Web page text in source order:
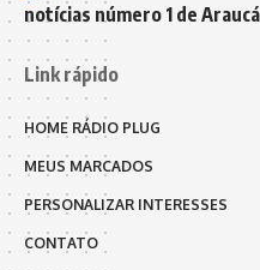
notícias número 1 de
Link rápido
HOME RÁDIO PLUG
MEUS MARCADOS
PERSONALIZAR INTERESSES
CONTATO